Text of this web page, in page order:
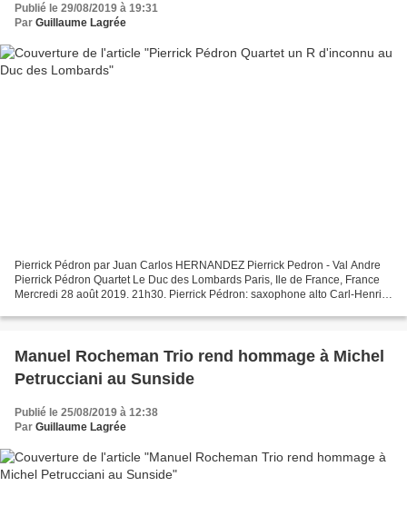
Publié le 29/08/2019 à 19:31
Par Guillaume Lagrée
Pierrick Pédron par Juan Carlos HERNANDEZ Pierrick Pedron - Val Andre
Pierrick Pédron Quartet Le Duc des Lombards Paris, Ile de France, France
Mercredi 28 août 2019. 21h30. Pierrick Pédron: saxophone alto Carl-Henri
Manuel Rocheman Trio rend hommage à Michel
Petrucciani au Sunside
Publié le 25/08/2019 à 12:38
Par Guillaume Lagrée